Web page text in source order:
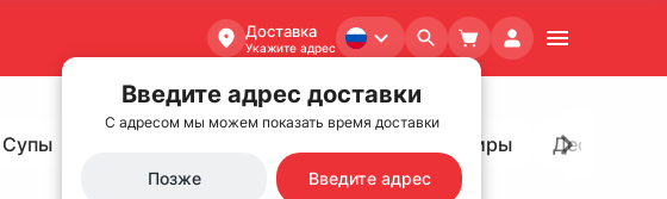
Доставка
Укажите адрес
Супы Хлеб и гарниры Десерты
Введите адрес доставки
С адресом мы можем показать время доставки
Позже Введите адрес